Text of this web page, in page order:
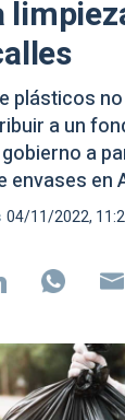
plásticos
a un
a
envases en
04/11/2022,